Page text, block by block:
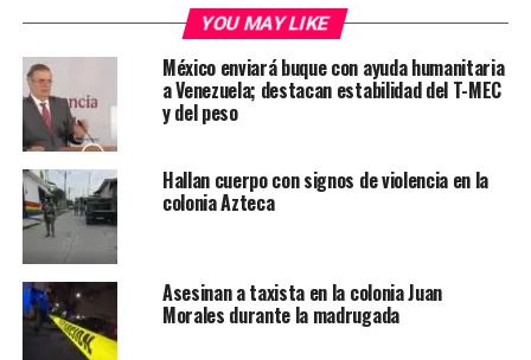
YOU MAY LIKE
México enviará buque con ayuda humanitaria
a Venezuela; destacan estabilidad del T-MEC
y del peso
Hallan cuerpo con signos de violencia en la
colonia Azteca
Asesinan a taxista en la colonia Juan
Morales durante la madrugada